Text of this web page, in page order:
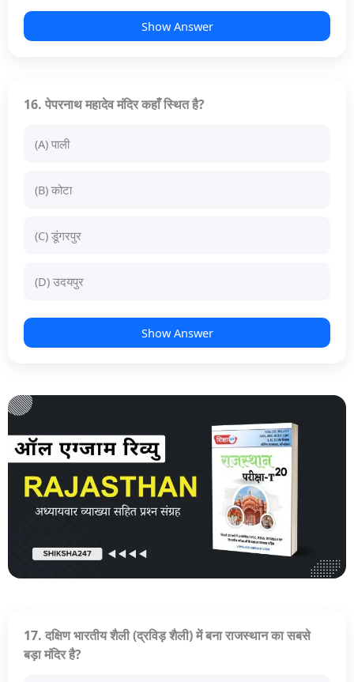
Show Answer
16. पेपरनाथ महादेव मंदिर कहाँ स्थित है?
(A) पाली
(B) कोटा
(C) डूंगरपुर
(D) उदयपुर
Show Answer
17. दक्षिण भारतीय शैली (द्रविड़ शैली) में बना राजस्थान का सबसे
बड़ा मंदिर है?